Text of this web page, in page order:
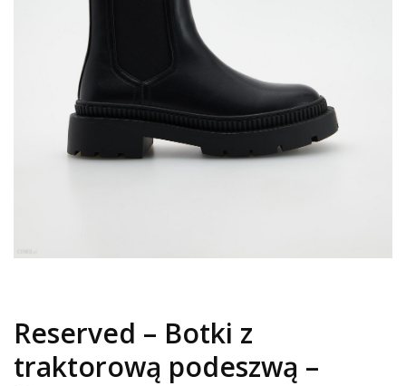
Reserved – Botki z
traktorową podeszwą –